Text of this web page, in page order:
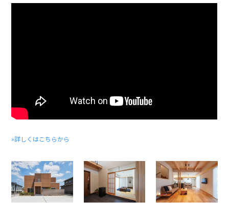
»詳しくはこちらから